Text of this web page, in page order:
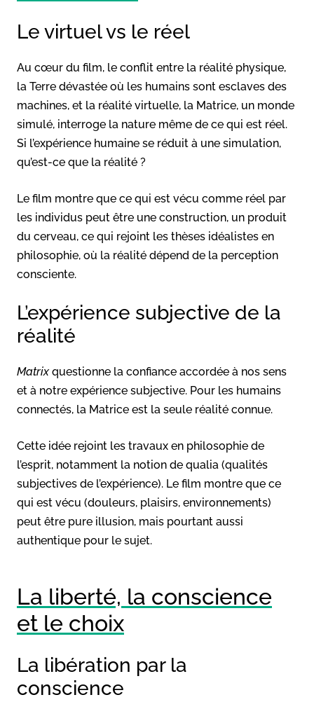
Le virtuel vs le réel
Au cœur du film, le conflit entre la réalité physique,
la Terre dévastée où les humains sont esclaves des
machines, et la réalité virtuelle, la Matrice, un monde
simulé, interroge la nature même de ce qui est réel.
Si l’expérience humaine se réduit à une simulation,
qu’est-ce que la réalité ?
Le film montre que ce qui est vécu comme réel par
les individus peut être une construction, un produit
du cerveau, ce qui rejoint les thèses idéalistes en
philosophie, où la réalité dépend de la perception
consciente.
L’expérience subjective de la
réalité
Matrixquestionne la confiance accordée à nos sens
et à notre expérience subjective. Pour les humains
connectés, la Matrice est la seule réalité connue.
Cette idée rejoint les travaux en philosophie de
l’esprit, notamment la notion de qualia (qualités
subjectives de l’expérience). Le film montre que ce
qui est vécu (douleurs, plaisirs, environnements)
peut être pure illusion, mais pourtant aussi
authentique pour le sujet.
La liberté, la conscience
et le choix
La libération par la
conscience